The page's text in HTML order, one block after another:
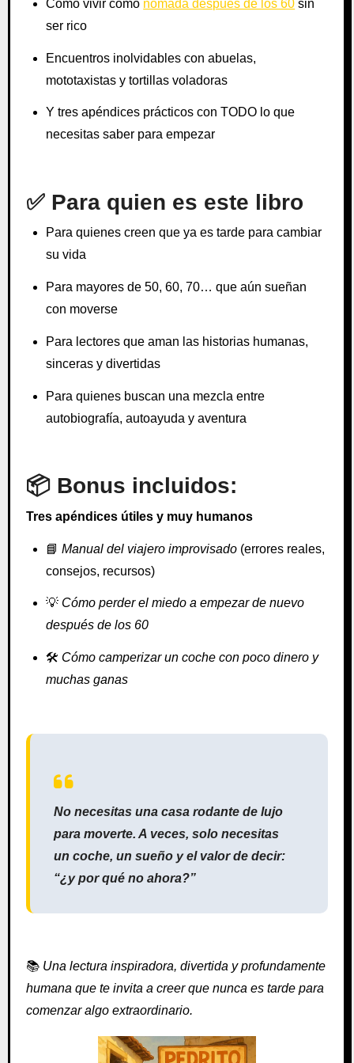
Cómo vivir como nómada después de los 60 sin
ser rico
Encuentros inolvidables con abuelas,
mototaxistas y tortillas voladoras
Y tres apéndices prácticos con TODO lo que
necesitas saber para empezar
✅ Para quien es este libro
Para quienes creen que ya es tarde para cambiar
su vida
Para mayores de 50, 60, 70… que aún sueñan
con moverse
Para lectores que aman las historias humanas,
sinceras y divertidas
Para quienes buscan una mezcla entre
autobiografía, autoayuda y aventura
📦 Bonus incluidos:
Tres apéndices útiles y muy humanos
📘Manual del viajero improvisado (errores reales,
consejos, recursos)
💡 Cómo perder el miedo a empezar de nuevo
después de los 60
🛠️ Cómo camperizar un coche con poco dinero y
muchas ganas
No necesitas una casa rodante de lujo
para moverte. A veces, solo necesitas
un coche, un sueño y el valor de decir:
“¿y por qué no ahora?”
📚 Una lectura inspiradora, divertida y profundamente
humana que te invita a creer que nunca es tarde para
comenzar algo extraordinario.